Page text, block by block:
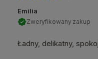
Emilia
Zweryfikowany zakup
Ładny, delikatny,